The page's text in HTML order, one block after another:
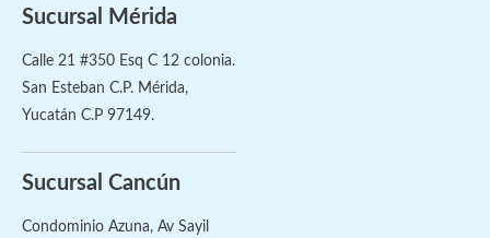
Sucursal Mérida
Calle 21 #350 Esq C 12 colonia.
San Esteban C.P. Mérida,
Yucatán C.P 97149.
Sucursal Cancún
Condominio Azuna, Av Sayil